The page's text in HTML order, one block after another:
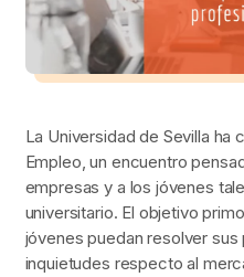
La Universidad de Sevilla ha
Empleo, un encuentro
empresas y a los jóvenes
universitario. El objetivo
jóvenes puedan resolver
inquietudes respecto al